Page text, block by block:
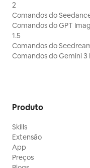
2
Comandos do
Comandos do GPT
1.5
Comandos do
Comandos do Gemini 3
Produto
Skills
Extensão
App
Preços